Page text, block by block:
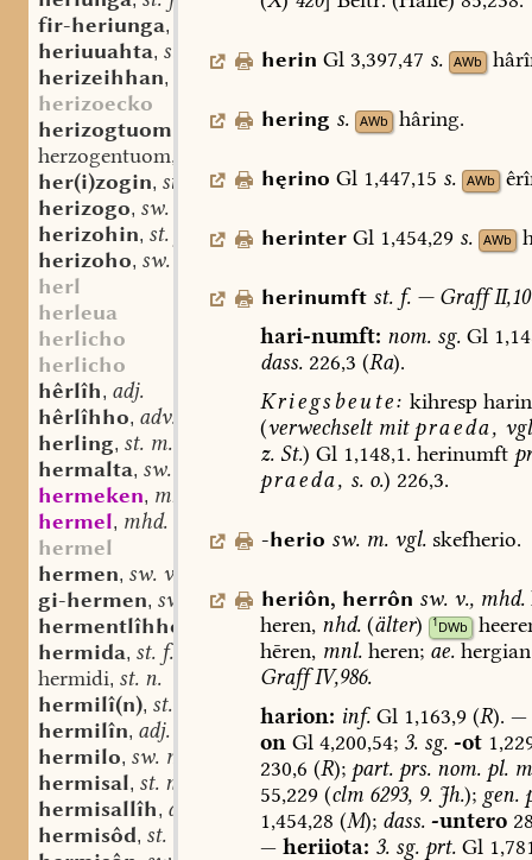
fir-heriunga,
heriuuahta, st. f.
herizeihhan,
st. n.
herizoecko
herizogtuom
st. n. (m.?)
herzogentuom,
her(i)zogin, st. f.
herizogo, sw. m.
herizohin, st. f.
herizoho, sw. m.
herl
herleua
herlicho
herlicho
hêrlîh, adj.
hêrlîhho, adv.
herling, st. m.
hermalta, sw. f.
hermeken, mnd. (st.) n.
hermel, mhd. st. m.
hermel
hermen, sw. v.
gi-hermen, sw. v.
hermentlîhho
hermida, st. f.
hermidi, st. n.
hermilî(n), st. n.
hermilîn, adj.
hermilo, sw. m.
hermisal, st. n.
hermisallîh, adj.
hermisôd, st. m.
herin Gl 3,397,47 s. AWb
hering s. AWb hâring.
hęrino Gl 1,447,15 s. AWb
herinter Gl 1,454,29 s. AWb
herinumft st. f. —Graff
hari-numft: nom.sg.Gl
dass.226,3 (Ra).
Kriegsbeute: kihresp
(verwechseltmit praeda,
z.St.) Gl1,148,1. herinumft
praeda, s. o.) 226,3.
-herio sw. m. vgl. skefherio.
heriôn, herrôn sw. v., mhd.
heren, nhd.(älter) 1DWb
hēren, mnl.heren; ae.
GraffIV,986.
harion: inf.Gl1,163,9 (R). —
onGl 4,200,54; 3.sg. -ot
230,6 (R); part. prs.nom.pl.
55,229 (clm6293,9.Jh.); gen.
1,454,28 (M); dass. -untero
— heriiota: 3.sg.prt.Gl